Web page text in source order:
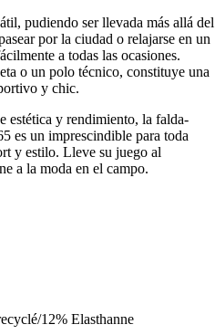
pudiendo ser llevada más allá del
por la ciudad o relajarse en un
a todas las ocasiones.
o un polo técnico, constituye una
y chic.
estética y rendimiento, la falda-
es un imprescindible para toda
y estilo. Lleve su juego al
a la moda en el campo.
12% Elasthanne